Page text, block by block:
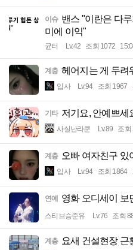
이슈 밴스 "이란은 다
미에 이익"
균터 Lv.42 조회 1072
계층 헤어지는 게 두려
입사 Lv.94 조회 1967
기타 저기요, 안예쁘세
사실난라쿤 Lv.89 조회
계층 오빠 여자친구 있
입사 Lv.94 조회 1864
연예 영화 오디세이 보
스티브승준유 Lv.76 조회
계층 요새 건설현장 근